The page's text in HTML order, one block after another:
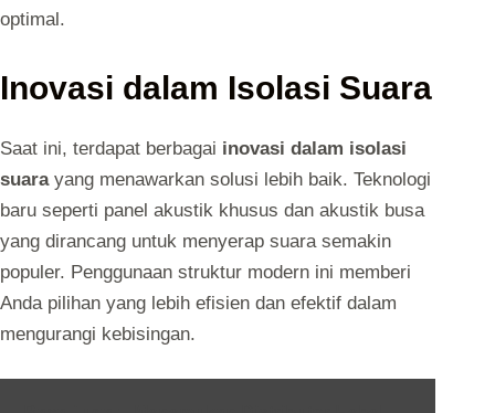
optimal.
Inovasi dalam Isolasi Suara
Saat ini, terdapat berbagai inovasi dalam isolasi
suarayang menawarkan solusi lebih baik. Teknologi
baru seperti panel akustik khusus dan akustik busa
yang dirancang untuk menyerap suara semakin
populer. Penggunaan struktur modern ini memberi
Anda pilihan yang lebih efisien dan efektif dalam
mengurangi kebisingan.